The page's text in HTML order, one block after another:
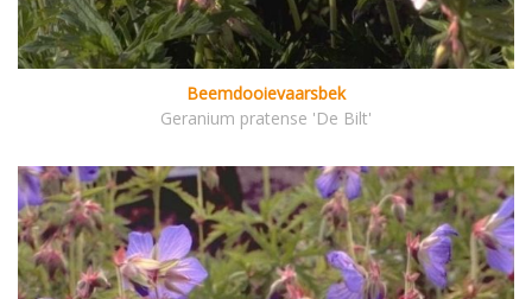
Beemdooievaarsbek
Geranium pratense 'De Bilt'